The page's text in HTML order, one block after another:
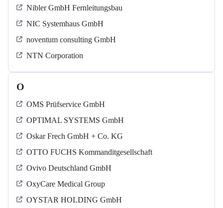
Nibler GmbH Fernleitungsbau
NIC Systemhaus GmbH
noventum consulting GmbH
NTN Corporation
O
OMS Prüfservice GmbH
OPTIMAL SYSTEMS GmbH
Oskar Frech GmbH + Co. KG
OTTO FUCHS Kommanditgesellschaft
Ovivo Deutschland GmbH
OxyCare Medical Group
OYSTAR HOLDING GmbH